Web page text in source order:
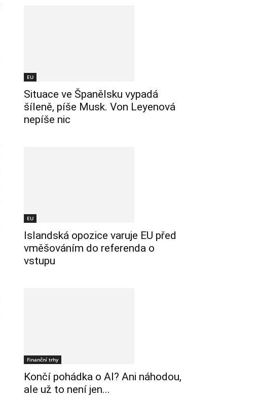
EU
Situace ve Španělsku vypadá
šíleně, píše Musk. Von Leyenová
nepíše nic
EU
Islandská opozice varuje EU před
vměšováním do referenda o
vstupu
Finanční trhy
Končí pohádka o AI? Ani náhodou,
ale už to není jen...